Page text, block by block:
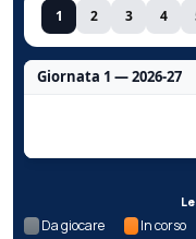
1 2 3 4
Giornata 1 — 2026-27
Da giocare In corso